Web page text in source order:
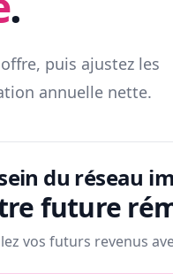
puis ajustez les
annuelle nette.
du réseau
future
vos futurs revenus